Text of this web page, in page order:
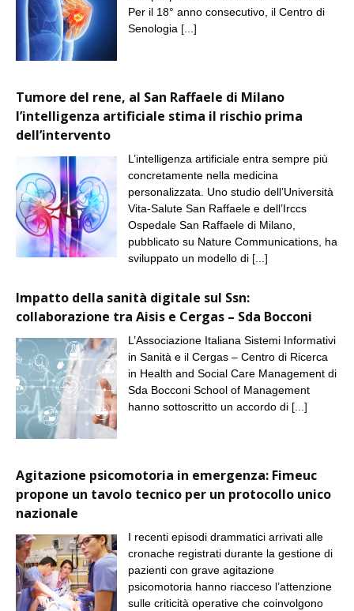
Per il 18° anno consecutivo, il Centro di
Senologia [...]
Tumore del rene, al San Raffaele di Milano
l’intelligenza artificiale stima il rischio prima
dell’intervento
L’intelligenza artificiale entra sempre più
concretamente nella medicina
personalizzata. Uno studio dell’Università
Vita-Salute San Raffaele e dell’Irccs
Ospedale San Raffaele di Milano,
pubblicato su Nature Communications, ha
sviluppato un modello di [...]
Impatto della sanità digitale sul Ssn:
collaborazione tra Aisis e Cergas – Sda Bocconi
L’Associazione Italiana Sistemi Informativi
in Sanità e il Cergas – Centro di Ricerca
in Health and Social Care Management di
Sda Bocconi School of Management
hanno sottoscritto un accordo di [...]
Agitazione psicomotoria in emergenza: Fimeuc
propone un tavolo tecnico per un protocollo unico
nazionale
I recenti episodi drammatici arrivati alle
cronache registrati durante la gestione di
pazienti con grave agitazione
psicomotoria hanno riacceso l’attenzione
sulle criticità operative che coinvolgono